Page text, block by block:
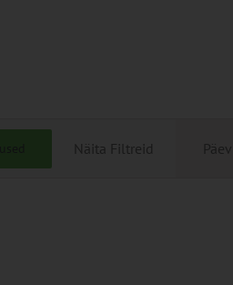
Näita Filtreid Päev